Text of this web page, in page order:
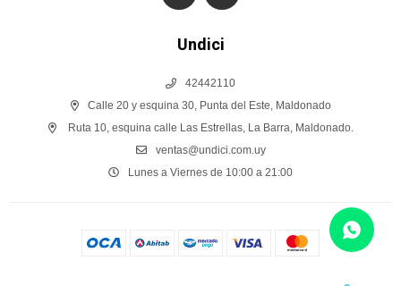
Undici
42442110
Calle 20 y esquina 30, Punta del Este, Maldonado
Ruta 10, esquina calle Las Estrellas, La Barra, Maldonado.
ventas@undici.com.uy
Lunes a Viernes de 10:00 a 21:00